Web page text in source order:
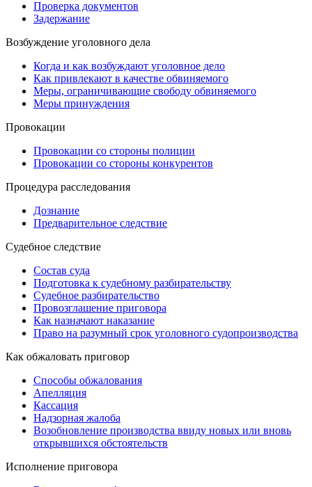
Проверка документов
Задержание
Возбуждение уголовного дела
Когда и как возбуждают уголовное дело
Как привлекают в качестве обвиняемого
Меры, ограничивающие свободу обвиняемого
Меры принуждения
Провокации
Провокации со стороны полиции
Провокации со стороны конкурентов
Процедура расследования
Дознание
Предварительное следствие
Судебное следствие
Состав суда
Подготовка к судебному разбирательству
Судебное разбирательство
Провозглашение приговора
Как назначают наказание
Право на разумный срок уголовного судопроизводства
Как обжаловать приговор
Способы обжалования
Апелляция
Кассация
Надзорная жалоба
Возобновление производства ввиду новых или вновь
открывшихся обстоятельств
Исполнение приговора